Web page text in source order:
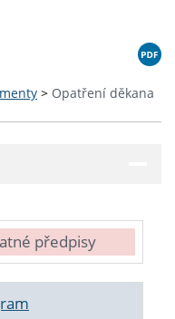
> Opatření děkana
předpisy